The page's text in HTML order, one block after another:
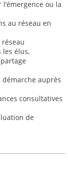
ou la
au réseau en
les élus,
démarche auprès
consultatives
de